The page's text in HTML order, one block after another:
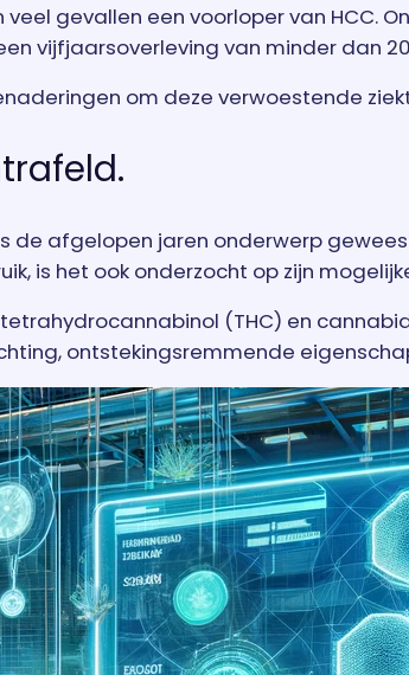
gevallen een voorloper van HCC.
vijfjaarsoverleving van minder dan
om deze verwoestende
de afgelopen jaren onderwerp
is het ook onderzocht op zijn
(THC) en
ontstekingsremmende